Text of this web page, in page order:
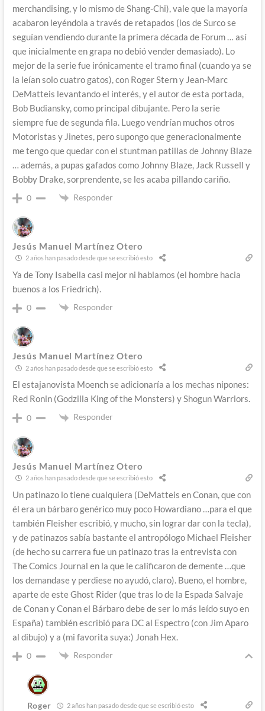
merchandising, y lo mismo de Shang-Chi), vale que la mayoría
acabaron leyéndola a través de retapados (los de Surco se
seguían vendiendo durante la primera década de Forum … así
que inicialmente en grapa no debió vender demasiado). Lo
mejor de la serie fue irónicamente el tramo final (cuando ya se
la leían solo cuatro gatos), con Roger Stern y Jean-Marc
DeMatteis levantando el interés, y el autor de esta portada,
Bob Budiansky, como principal dibujante. Pero la serie
siempre fue de segunda fila. Luego vendrían muchos otros
Motoristas y Jinetes, pero supongo que generacionalmente
me tengo que quedar con el stuntman patillas de Johnny Blaze
… además, a pupas gafados como Johnny Blaze, Jack Russell y
Bobby Drake, sorprendente, se les acaba pillando cariño.
0 Responder
Jesús Manuel Martínez Otero
2 años han pasado desde que se escribió esto
Ya de Tony Isabella casi mejor ni hablamos (el hombre hacia
buenos a los Friedrich).
0 Responder
Jesús Manuel Martínez Otero
2 años han pasado desde que se escribió esto
El estajanovista Moench se adicionaría a los mechas nipones:
Red Ronin (Godzilla King of the Monsters) y Shogun Warriors.
0 Responder
Jesús Manuel Martínez Otero
2 años han pasado desde que se escribió esto
Un patinazo lo tiene cualquiera (DeMatteis en Conan, que con
él era un bárbaro genérico muy poco Howardiano …para el que
también Fleisher escribió, y mucho, sin lograr dar con la tecla),
y de patinazos sabía bastante el antropólogo Michael Fleisher
(de hecho su carrera fue un patinazo tras la entrevista con
The Comics Journal en la que le calificaron de demente …que
los demandase y perdiese no ayudó, claro). Bueno, el hombre,
aparte de este Ghost Rider (que tras lo de la Espada Salvaje
de Conan y Conan el Bárbaro debe de ser lo más leído suyo en
España) también escribió para DC al Espectro (con Jim Aparo
al dibujo) y a (mi favorita suya:) Jonah Hex.
0 Responder
Roger 2 años han pasado desde que se escribió esto